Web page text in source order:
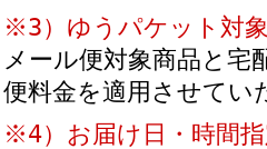
※3）ゆうパケット対
メール便対象商品と宅
便料金を適用させてい
※4）お届け日・時間